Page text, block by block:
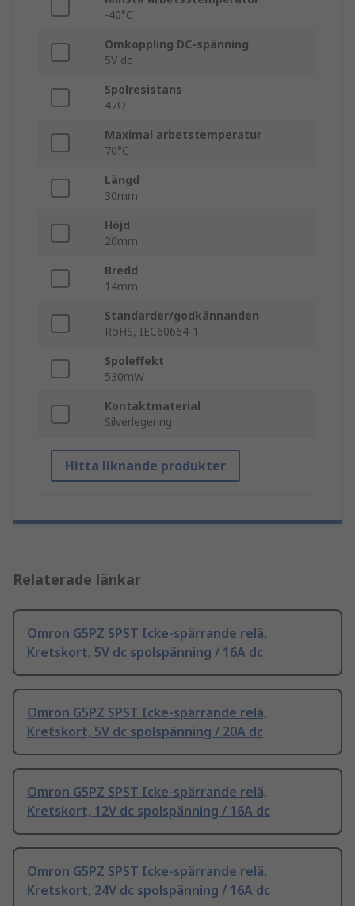
-40°C
Omkoppling DC-spänning
5V dc
Spolresistans
47Ω
Maximal arbetstemperatur
70°C
Längd
30mm
Höjd
20mm
Bredd
14mm
Standarder/godkännanden
RoHS, IEC60664-1
Spoleffekt
530mW
Kontaktmaterial
Silverlegering
Hitta liknande produkter
Relaterade länkar
Omron G5PZ SPST Icke-spärrande relä,
Kretskort, 5V dc spolspänning / 16A dc
Omron G5PZ SPST Icke-spärrande relä,
Kretskort, 5V dc spolspänning / 20A dc
Omron G5PZ SPST Icke-spärrande relä,
Kretskort, 12V dc spolspänning / 16A dc
Omron G5PZ SPST Icke-spärrande relä,
Kretskort, 24V dc spolspänning / 16A dc